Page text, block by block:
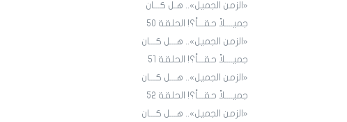
«الزمن الجميل».. هـل كـــان
جميــــلاً حقـــاً؟! الحلقة ٥٠
«الزمن الجميل».. هـــل كـــان
جميــــلاً حقـــاً؟! الحلقة ٥١
«الزمن الجميل».. هـــل كـــان
جميــــلاً حقـــاً؟! الحلقة 52
«الزمن الجميل».. هـــل كـــان